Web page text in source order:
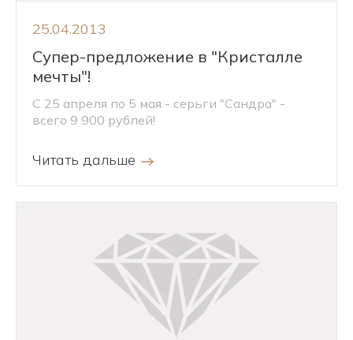
25.04.2013
Супер-предложение в "Кристалле
мечты"!
С 25 апреля по 5 мая - серьги "Сандра" -
всего 9 900 рублей!
Читать дальше